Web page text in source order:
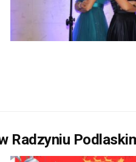
Radzyniu